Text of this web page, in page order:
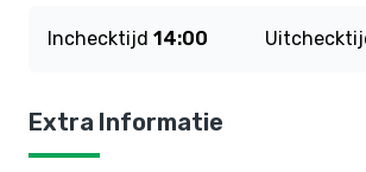
Inchecktijd 14:00
Extra Informatie